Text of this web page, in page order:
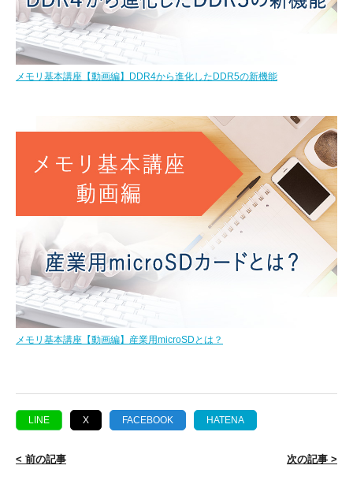
メモリ基本講座【動画編】DDR4から進化したDDR5の新機能
メモリ基本講座【動画編】産業用microSDとは？
LINE X FACEBOOK HATENA
< 前の記事 次の記事 >